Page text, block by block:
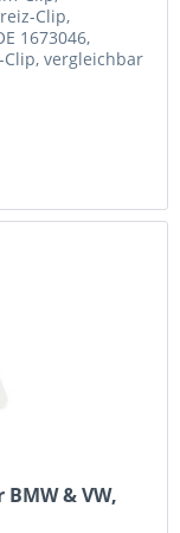
Clip,
1673046,
Clip, vergleichbar
& VW,